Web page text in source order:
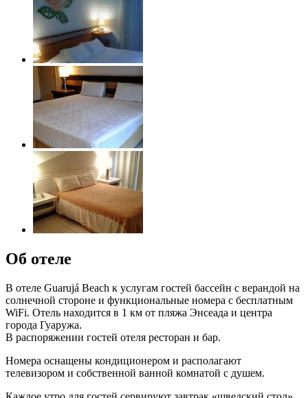
Об отеле
В отеле Guarujá Beach к услугам гостей бассейн с верандой на
солнечной стороне и функциональные номера с бесплатным
WiFi. Отель находится в 1 км от пляжа Энсеада и центра
города Гуаружа.
В распоряжении гостей отеля ресторан и бар.
Номера оснащены кондиционером и располагают
телевизором и собственной ванной комнатой с душем.